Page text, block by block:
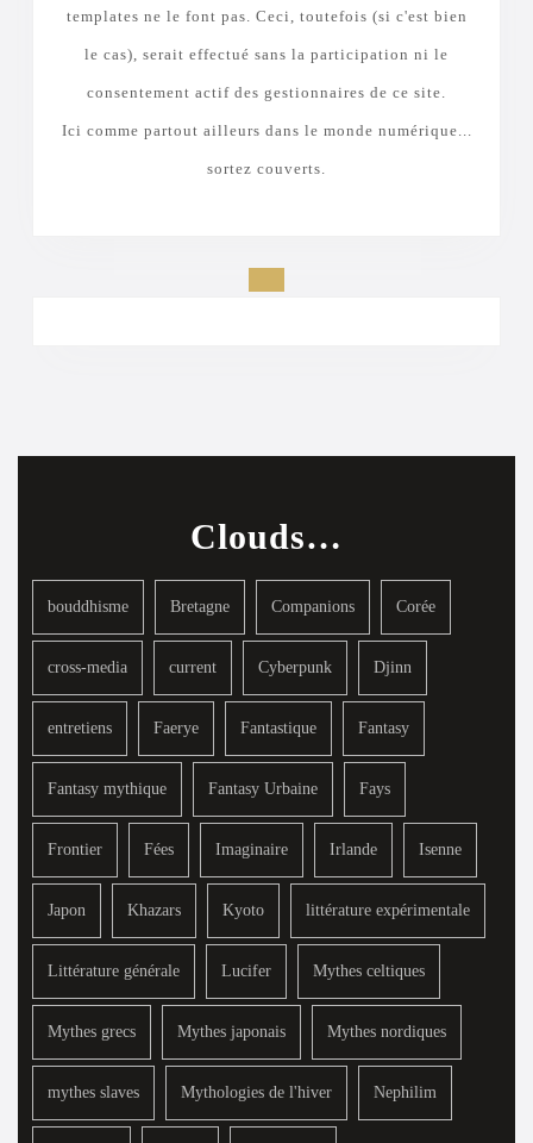
templates ne le font pas. Ceci, toutefois (si c'est bien
le cas), serait effectué sans la participation ni le
consentement actif des gestionnaires de ce site.
Ici comme partout ailleurs dans le monde numérique...
sortez couverts.
Clouds…
bouddhisme Bretagne Companions Corée
cross-media current Cyberpunk Djinn
entretiens Faerye Fantastique Fantasy
Fantasy mythique Fantasy Urbaine Fays
Frontier Fées Imaginaire Irlande Isenne
Japon Khazars Kyoto littérature expérimentale
Littérature générale Lucifer Mythes celtiques
Mythes grecs Mythes japonais Mythes nordiques
mythes slaves Mythologies de l'hiver Nephilim